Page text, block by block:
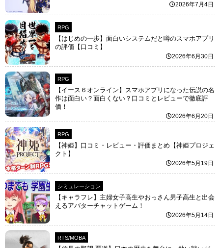
2026年7月4日
RPG
【はじめの一歩】面白いシステムだと噂のスマホアプリ
の評価【口コミ】
2026年6月30日
RPG
【イース６オンライン】スマホアプリになった伝説の名
作は面白い？面白くない？口コミとレビューで徹底評
価！
2026年6月20日
RPG
【神姫】口コミ・レビュー・評価まとめ【神姫プロジェ
クト】
2026年5月19日
シミュレーション
【キャラフレ】主婦女子高生やおっさん男子高生と出会
えるアバターチャットゲーム！
2026年5月14日
RTS/MOBA